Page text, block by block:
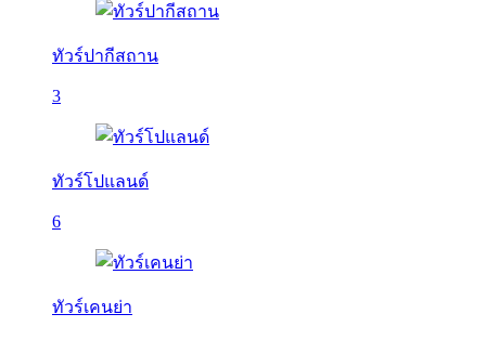
ทัวร์ปากีสถาน
3
ทัวร์โปแลนด์
6
ทัวร์เคนย่า